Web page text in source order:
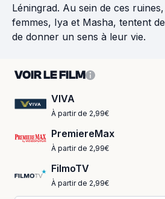
Léningrad. Au sein de ces
femmes, Iya et Masha, tentent
de donner un sens à leur vie.
VOIR LE FILM
VIVA
À partir de 2,99€
PremiereMax
À partir de 2,99€
FilmoTV
À partir de 2,99€